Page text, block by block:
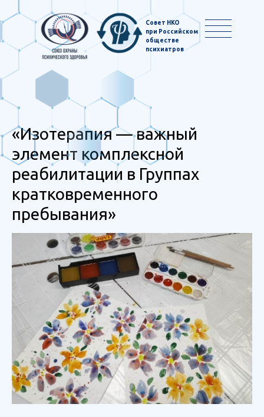
Совет НКО
при Российском
обществе
психиатров
«Изотерапия — важный
элемент комплексной
реабилитации в Группах
кратковременного
пребывания»